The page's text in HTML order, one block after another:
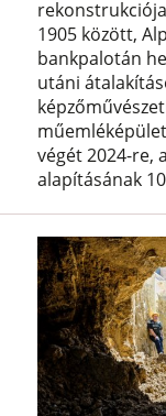
1905 között,
bankpalotán
utáni
végét 2024-re,
alapításának